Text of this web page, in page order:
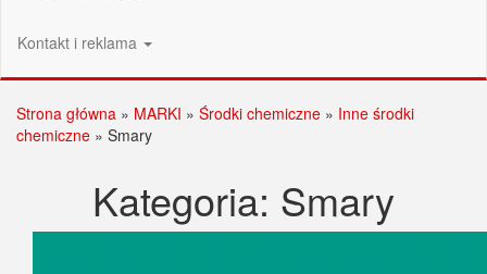
Kontakt i reklama
Strona główna » MARKI » Środki chemiczne » Inne środki
chemiczne » Smary
Kategoria: Smary